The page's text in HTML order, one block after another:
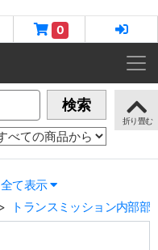
0
検索
全て表示
トランスミッション内部部